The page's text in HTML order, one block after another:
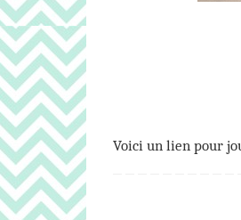
Voici un lien pour